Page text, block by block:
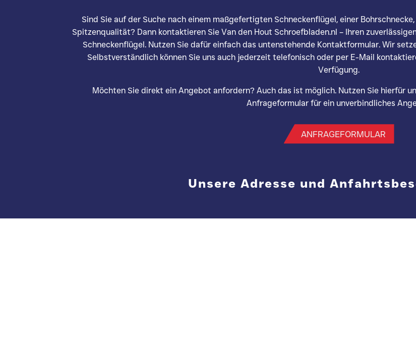
Sind Sie auf der Suche nach einem maßgefertigten Schneckenflügel, einer
Spitzenqualität? Dann kontaktieren Sie Van den Hout Schroefbladen.nl – Ihren
Schneckenflügel. Nutzen Sie dafür einfach das untenstehende Kontaktformular. Wir
Selbstverständlich können Sie uns auch jederzeit telefonisch oder per E-Mail
Verfügung.
Möchten Sie direkt ein Angebot anfordern? Auch das ist möglich. Nutzen Sie hierfür
Anfrageformular für ein unverbindliches
ANFRAGEFORMULAR
Unsere Adresse und